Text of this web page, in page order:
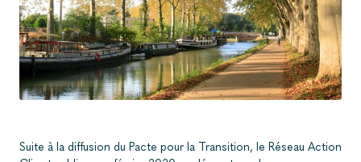
Suite à la diffusion du Pacte pour la Transition, le Réseau Action